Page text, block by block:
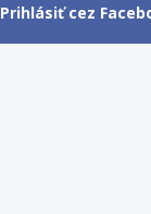
Prihlásiť cez